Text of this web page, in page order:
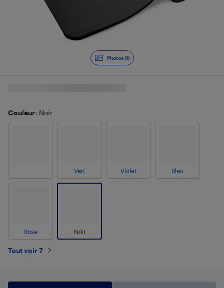
Photos (1)
Couleur: Noir
Vert Violet Bleu
Rose Noir
Tout voir 7